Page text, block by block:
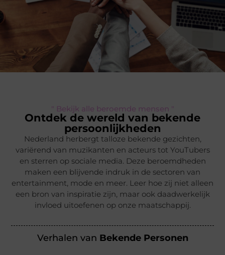
" Bekijk alle beroemde mensen "
Ontdek de wereld van bekende
persoonlijkheden
Nederland herbergt talloze bekende gezichten,
variërend van muzikanten en acteurs tot YouTubers
en sterren op sociale media. Deze beroemdheden
maken een blijvende indruk in de sectoren van
entertainment, mode en meer. Leer hoe zij niet alleen
een bron van inspiratie zijn, maar ook daadwerkelijk
invloed uitoefenen op onze maatschappij.
Verhalen van Bekende Personen